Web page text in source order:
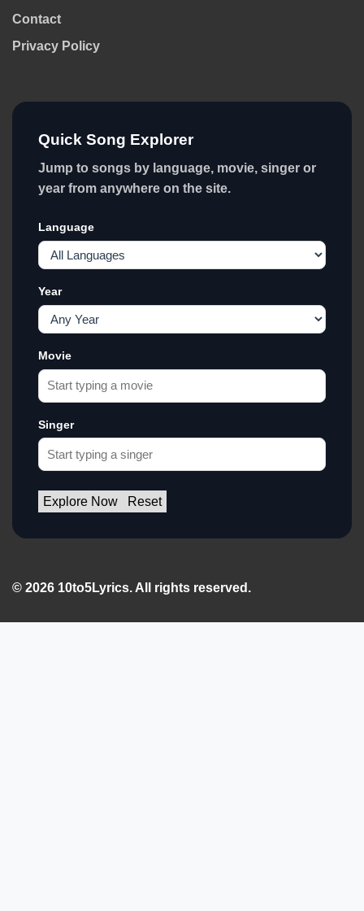
Contact
Privacy Policy
Quick Song Explorer
Jump to songs by language, movie, singer or
year from anywhere on the site.
Language
Year
Movie
Singer
Explore Now Reset
© 2026 10to5Lyrics. All rights reserved.